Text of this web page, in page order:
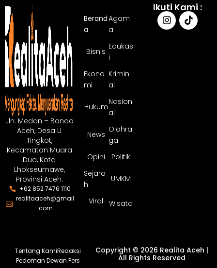
Jln. Medan – Banda
Aceh, Desa U
Tingkot,
Kecamatan Muara
Dua, Kota
Lhokseumawe,
Provinsi Aceh.
+62 852 7476 1110
realitaaceh@gmail
.com
Berand
a
Agam
a
Bisnis
Edukas
i
Ekono
mi
Krimin
al
Hukum
Nasion
al
News
Olahra
ga
Opini
Politik
Sejara
h
UMKM
Viral Wisata
Ikuti Kami :
Tentang KamiRedaksi
Pedoman Dewan Pers
Copyright © 2026 Realita Aceh |
All Rights Reserved